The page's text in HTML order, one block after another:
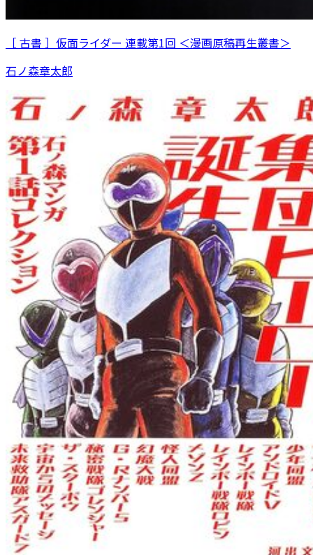
［ 古書 ］仮面ライダー 連載第1回 ＜漫画原稿再生叢書＞
石ノ森章太郎